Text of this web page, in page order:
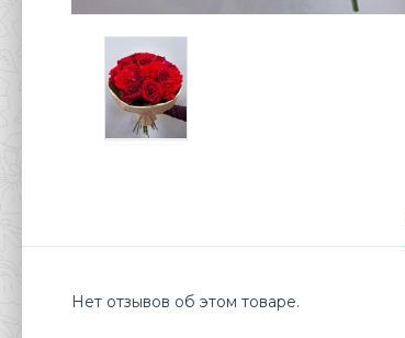
Нет отзывов об этом товаре.